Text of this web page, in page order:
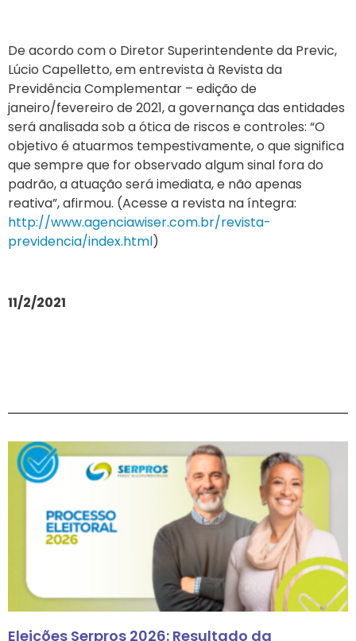
De acordo com o Diretor Superintendente da Previc,
Lúcio Capelletto, em entrevista à Revista da
Previdência Complementar – edição de
janeiro/fevereiro de 2021, a governança das entidades
seráanalisadasob a ótica de riscos e controles: “O
objetivo é atuarmos tempestivamente, o que significa
que sempre que for observado algum sinal fora do
padrão, a atuação será imediata, e não apenas
reativa”, afirmou. (Acesse a revista na íntegra:
http://www.agenciawiser.com.br/revista-
previdencia/index.html)
11/2/2021
Eleições Serpros 2026: Resultado da